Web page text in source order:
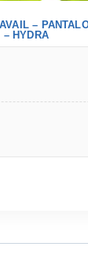
–
– HYDRA